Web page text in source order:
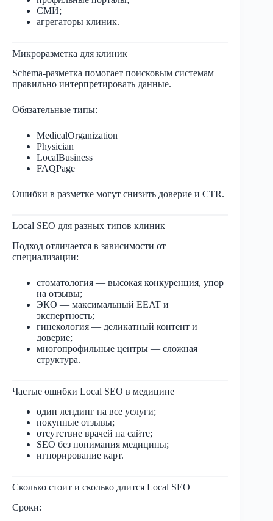
СМИ;
агрегаторы клиник.
Микроразметка для клиник
Schema-разметка помогает поисковым системам
правильно интерпретировать данные.
Обязательные типы:
MedicalOrganization
Physician
LocalBusiness
FAQPage
Ошибки в разметке могут снизить доверие и CTR.
Local SEO для разных типов клиник
Подход отличается в зависимости от
специализации:
стоматология — высокая конкуренция, упор
на отзывы;
ЭКО — максимальный EEAT и
экспертность;
гинекология — деликатный контент и
доверие;
многопрофильные центры — сложная
структура.
Частые ошибки Local SEO в медицине
один лендинг на все услуги;
покупные отзывы;
отсутствие врачей на сайте;
SEO без понимания медицины;
игнорирование карт.
Сколько стоит и сколько длится Local SEO
Сроки: